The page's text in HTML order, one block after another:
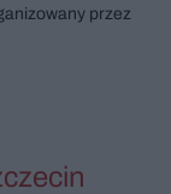
przez